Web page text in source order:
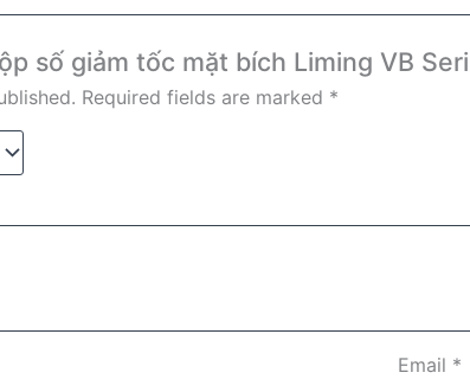
số giảm tốc mặt bích Liming VB
Required fields are marked *
Email *